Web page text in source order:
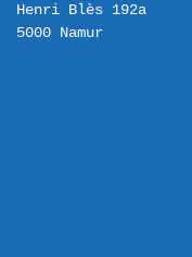
Henri Blès 192a